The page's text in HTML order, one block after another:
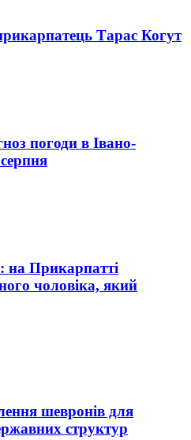
Тарас Когут
погоди в Івано-
на Прикарпатті
чоловіка, який
шевронів для
структур